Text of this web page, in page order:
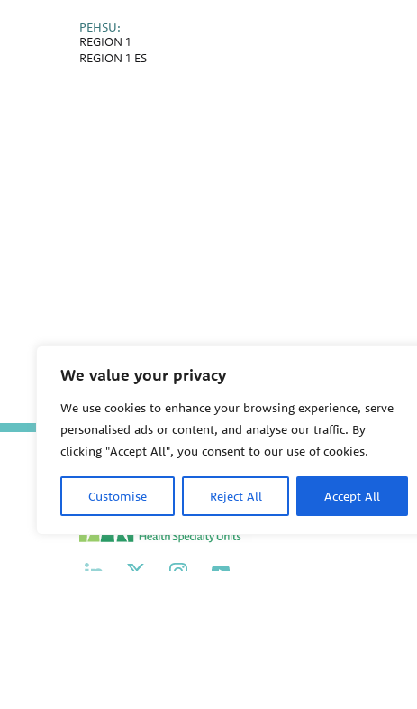
We value your privacy
We use cookies to enhance your browsing experience, serve
personalised ads or content, and analyse our traffic. By
clicking "Accept All", you consent to our use of cookies.
Customise Reject All Accept All
PEHSU:
REGION 1
REGION 1 ES
PEHSU